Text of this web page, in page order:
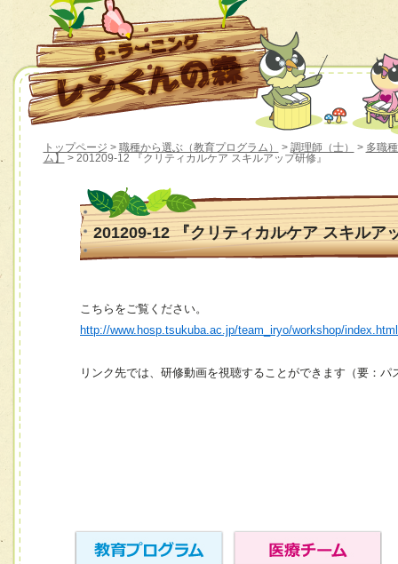
トップページ > 職種から選ぶ（教育プログラム） > 調理師（士） > 多職
ム】
> 201209-12 『クリティカルケア スキルアップ研修』
201209-12 『クリティカルケア スキルア
こちらをご覧ください。
http://www.hosp.tsukuba.ac.jp/team_iryo/workshop/
リンク先では、研修動画を視聴することができます（要：パ